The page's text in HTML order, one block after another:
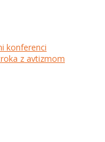
konferenci
z avtizmom